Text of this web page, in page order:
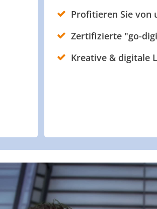
Profitieren Sie von
Zertifizierte "go-
Kreative & digitale